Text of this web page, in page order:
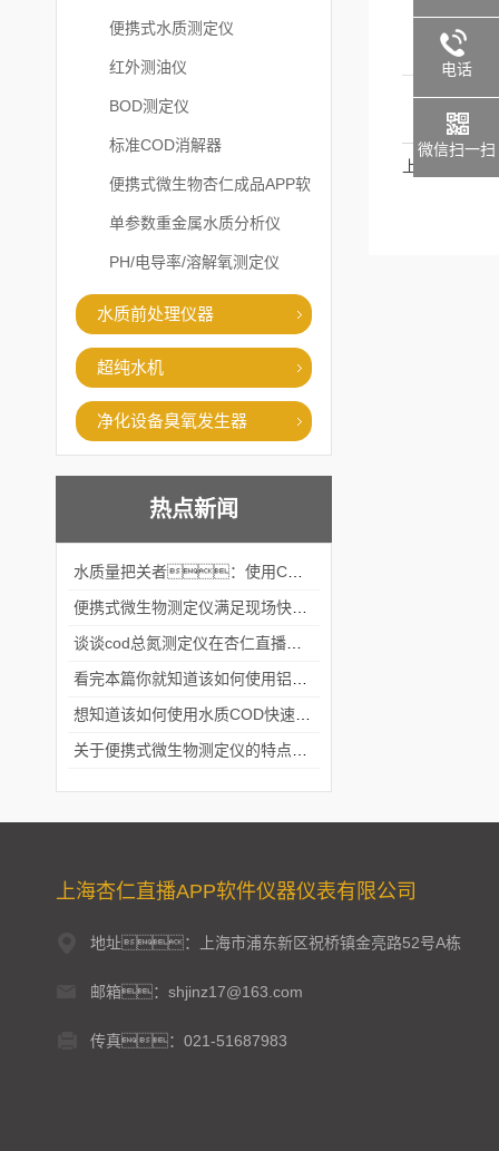
便携式水质测定仪
红外测油仪
BOD测定仪
标准COD消解器
便携式微生物杏仁成品APP软
件直播大全
单参数重金属水质分析仪
PH/电导率/溶解氧测定仪
水质前处理仪器
超纯水机
净化设备臭氧发生器
热点新闻
上一篇
上海杏仁直播APP软件仪器仪表有限公司
地址：上海市浦东新区祝桥镇金亮路52号A栋
邮箱：shjinz17@163.com
传真：021-51687983
电话
微信扫一扫